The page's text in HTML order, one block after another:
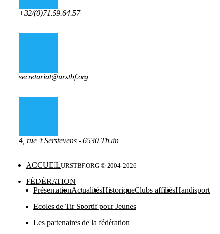
+32/(0)71.59.64.57
secretariat@urstbf.org
4, rue 't Serstevens - 6530 Thuin
ACCUEIL
FÉDÉRATION
PrésentationActualitésHistoriqueClubs affiliésHandisport
Ecoles de Tir Sportif pour Jeunes
Les partenaires de la fédération
URSTBF.ORG © 2004-2026